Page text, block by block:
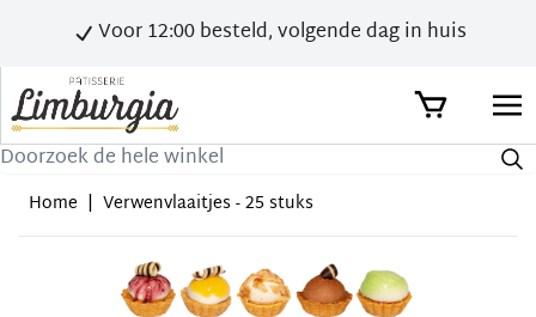
Voor 12:00 besteld, volgende dag in huis
Zoek
Home | Verwenvlaaitjes - 25 stuks